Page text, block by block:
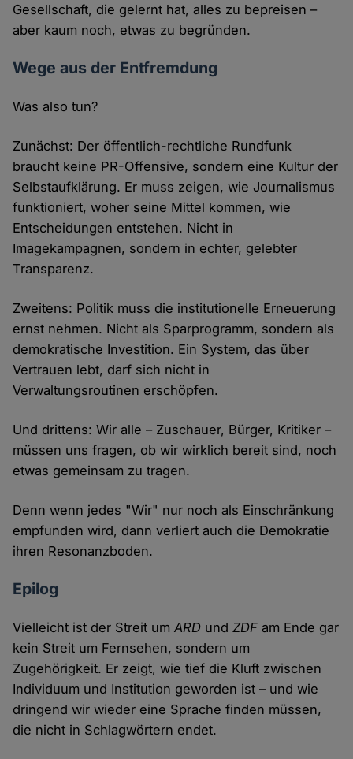
Gesellschaft, die gelernt hat, alles zu bepreisen –
aber kaum noch, etwas zu begründen.
Wege aus der Entfremdung
Was also tun?
Zunächst: Der öffentlich-rechtliche Rundfunk
braucht keine PR-Offensive, sondern eine Kultur der
Selbstaufklärung. Er muss zeigen, wie Journalismus
funktioniert, woher seine Mittel kommen, wie
Entscheidungen entstehen. Nicht in
Imagekampagnen, sondern in echter, gelebter
Transparenz.
Zweitens: Politik muss die institutionelle Erneuerung
ernst nehmen. Nicht als Sparprogramm, sondern als
demokratische Investition. Ein System, das über
Vertrauen lebt, darf sich nicht in
Verwaltungsroutinen erschöpfen.
Und drittens: Wir alle – Zuschauer, Bürger, Kritiker –
müssen uns fragen, ob wir wirklich bereit sind, noch
etwas gemeinsam zu tragen.
Denn wenn jedes "Wir" nur noch als Einschränkung
empfunden wird, dann verliert auch die Demokratie
ihren Resonanzboden.
Epilog
Vielleicht ist der Streit umARD undZDF am Ende gar
kein Streit um Fernsehen, sondern um
Zugehörigkeit. Er zeigt, wie tief die Kluft zwischen
Individuum und Institution geworden ist – und wie
dringend wir wieder eine Sprache finden müssen,
die nicht in Schlagwörtern endet.